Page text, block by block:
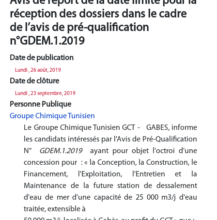
réception des dossiers dans le cadre
de l’avis de pré-qualification
n°GDEM.1.2019
Date de publication
Lundi , 26 août, 2019
Date de clôture
Lundi , 23 septembre, 2019
Personne Publique
Groupe Chimique Tunisien
Le Groupe Chimique Tunisien GCT - GABES, informe
les candidats intéressés par l'Avis de Pré-Qualification
N° GDEM.1.2019 ayant pour objet l'octroi d'une
concession pour : « la Conception, la Construction, le
Financement, l'Exploitation, l'Entretien et la
Maintenance de la future station de dessalement
d'eau de mer d'une capacité de 25 000 m3/j d'eau
traitée, extensible à